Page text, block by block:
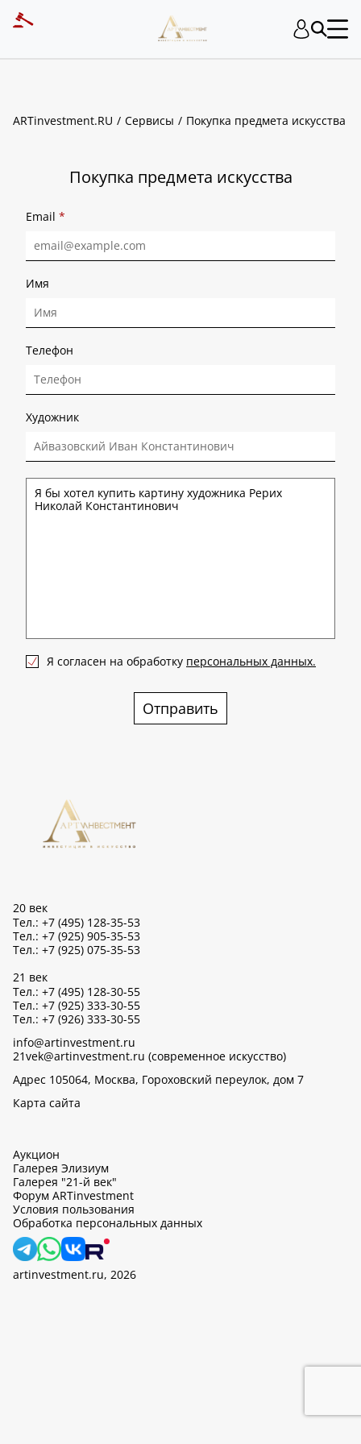
ARTinvestment.RU Сервисы Покупка предмета искусства
Покупка предмета искусства
Email *
Имя
Телефон
Художник
Я согласен на обработку персональных данных.
Отправить
20 век
Тел.: +7 (495) 128-35-53
Тел.: +7 (925) 905-35-53
Тел.: +7 (925) 075-35-53
21 век
Тел.: +7 (495) 128-30-55
Тел.: +7 (925) 333-30-55
Тел.: +7 (926) 333-30-55
info@artinvestment.ru
21vek@artinvestment.ru (современное искусство)
Адрес 105064, Москва, Гороховский переулок, дом 7
Карта сайта
Аукцион
Галерея Элизиум
Галерея "21-й век"
Форум ARTinvestment
Условия пользования
Обработка персональных данных
artinvestment.ru, 2026